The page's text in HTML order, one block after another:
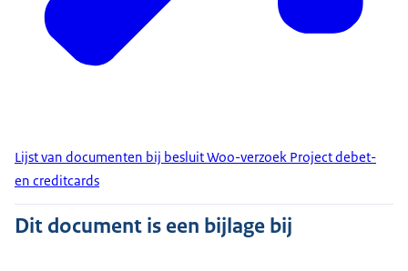
Lijst van documenten bij besluit Woo-verzoek Project debet-
en creditcards
Dit document is een bijlage bij